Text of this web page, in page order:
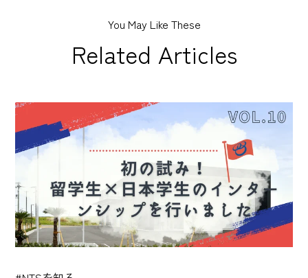
You May Like These
Related Articles